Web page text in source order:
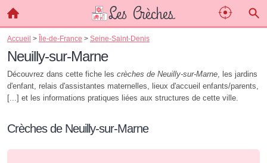
Accueil > Île-de-France > Seine-Saint-Denis
Neuilly-sur-Marne
Découvrez dans cette fiche les crèches de Neuilly-sur-Marne, les jardins
d'enfant, relais d'assistantes maternelles, lieux d'accueil enfants/parents,
[...] et les informations pratiques liées aux structures de cette ville.
Crèches de Neuilly-sur-Marne